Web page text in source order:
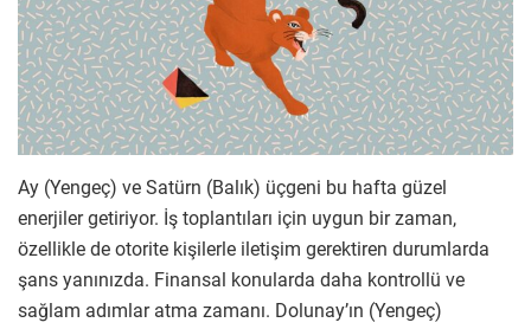
Ay (Yengeç) ve Satürn (Balık) üçgeni bu hafta güzel
enerjiler getiriyor. İş toplantıları için uygun bir zaman,
özellikle de otorite kişilerle iletişim gerektiren durumlarda
şans yanınızda. Finansal konularda daha kontrollü ve
sağlam adımlar atma zamanı. Dolunay’ın (Yengeç)